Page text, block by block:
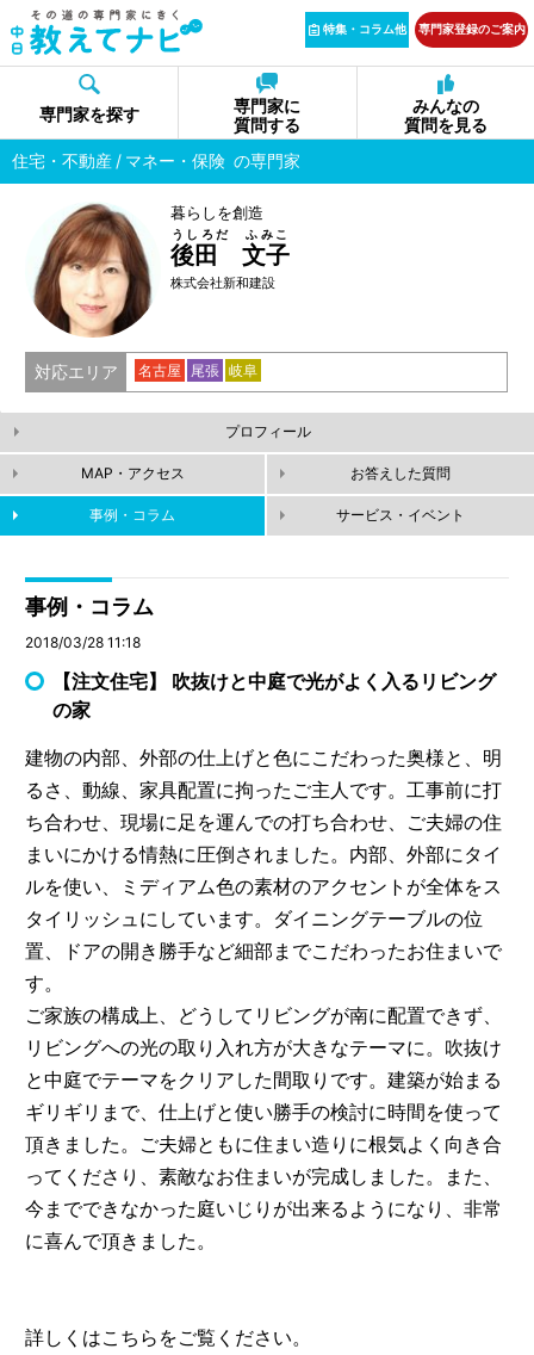
特集・コラム他 専門家登録のご案内
専門家を探す
専門家に
質問する
みんなの
質問を見る
住宅・不動産
マネー・保険 の専門家
暮らしを創造
後田 文子
うしろだ ふみこ
株式会社新和建設
対応エリア 名古屋 尾張 岐阜
プロフィール
MAP・アクセス お答えした質問
事例・コラム サービス・イベント
事例・コラム
2018/03/28 11:18
【注文住宅】 吹抜けと中庭で光がよく入るリビング
の家
建物の内部、外部の仕上げと色にこだわった奥様と、明
るさ、動線、家具配置に拘ったご主人です。工事前に打
ち合わせ、現場に足を運んでの打ち合わせ、ご夫婦の住
まいにかける情熱に圧倒されました。内部、外部にタイ
ルを使い、ミディアム色の素材のアクセントが全体をス
タイリッシュにしています。ダイニングテーブルの位
置、ドアの開き勝手など細部までこだわったお住まいで
す。
ご家族の構成上、どうしてリビングが南に配置できず、
リビングへの光の取り入れ方が大きなテーマに。吹抜け
と中庭でテーマをクリアした間取りです。建築が始まる
ギリギリまで、仕上げと使い勝手の検討に時間を使って
頂きました。ご夫婦ともに住まい造りに根気よく向き合
ってくださり、素敵なお住まいが完成しました。また、
今までできなかった庭いじりが出来るようになり、非常
に喜んで頂きました。
詳しくはこちらをご覧ください。